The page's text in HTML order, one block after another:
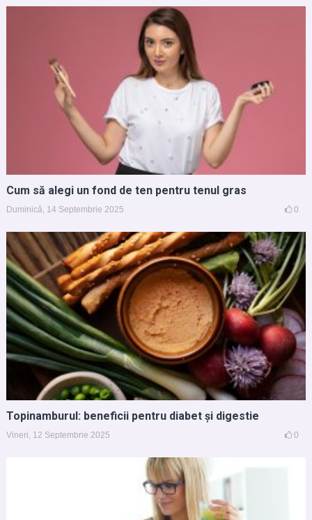
Cum să alegi un fond de ten pentru tenul gras
Duminică, 14 Septembrie 2025 0
Topinamburul: beneficii pentru diabet și digestie
Vineri, 12 Septembrie 2025 0